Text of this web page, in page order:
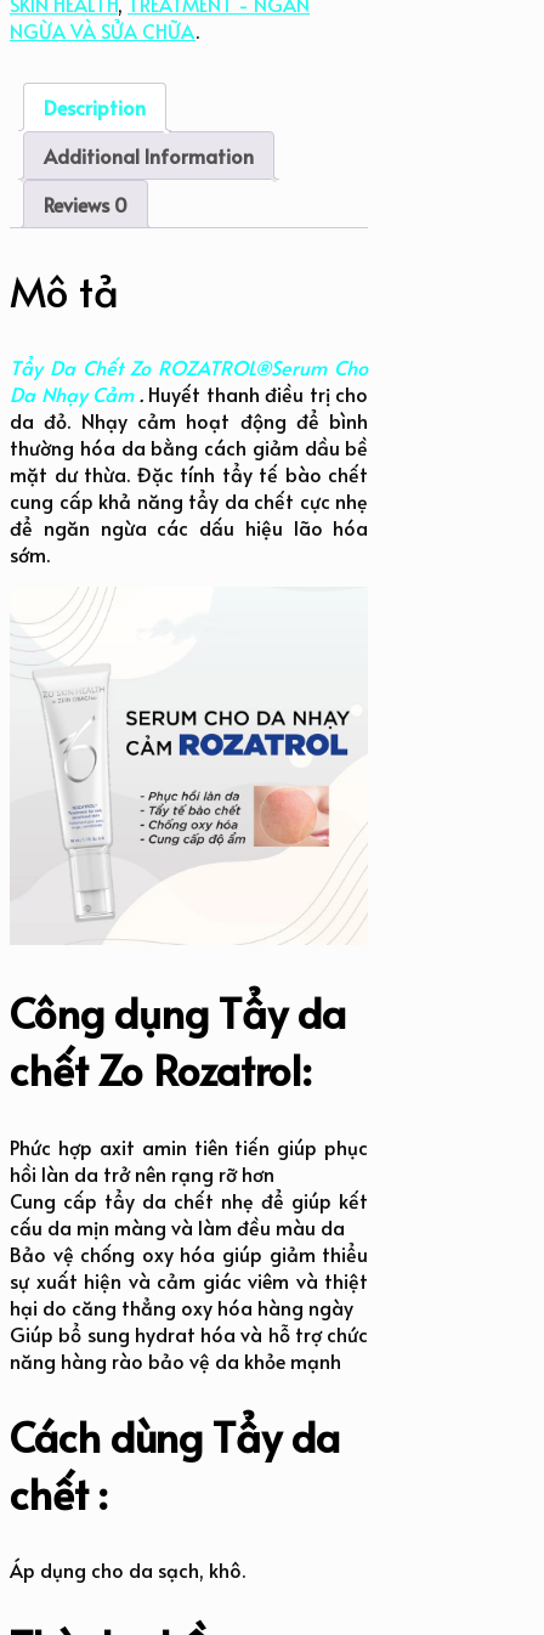
ROZATROL®Serum
Cho
Nhạy
Cảm
lượng
NGỪA VÀ SỬA CHỮA.
Description
Additional Information
Reviews0
Mô tả
Tẩy Da Chết Zo ROZATROL®Serum Cho
Da Nhạy Cảm. Huyết thanh điều trị cho
da đỏ. Nhạy cảm hoạt động để bình
thường hóa da bằng cách giảm dầu bề
mặt dư thừa. Đặc tính tẩy tế bào chết
cung cấp khả năng tẩy da chết cực nhẹ
để ngăn ngừa các dấu hiệu lão hóa
sớm.
Công dụng Tẩy da
chết Zo Rozatrol:
Phức hợp axit amin tiên tiến giúp phục
hồi làn da trở nên rạng rỡ hơn
Cung cấp tẩy da chết nhẹ để giúp kết
cấu da mịn màng và làm đều màu da
Bảo vệ chống oxy hóa giúp giảm thiểu
sự xuất hiện và cảm giác viêm và thiệt
hại do căng thẳng oxy hóa hàng ngày
Giúp bổ sung hydrat hóa và hỗ trợ chức
năng hàng rào bảo vệ da khỏe mạnh
Cách dùng Tẩy da
chết :
Áp dụng cho da sạch, khô.